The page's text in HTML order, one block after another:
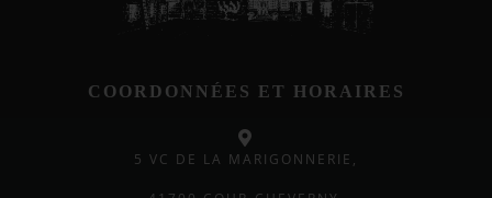
COORDONNÉES ET HORAIRES
5 VC DE LA MARIGONNERIE,